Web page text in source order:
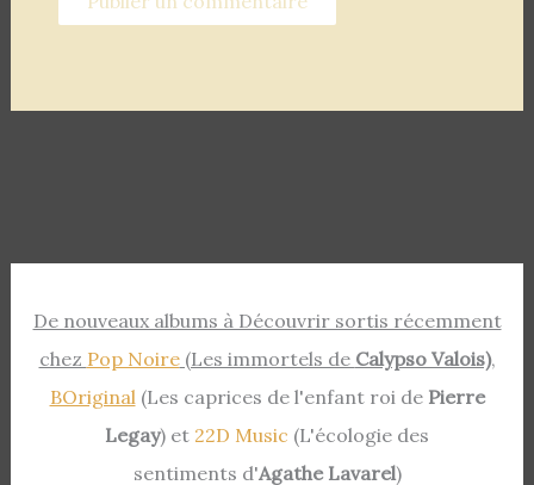
De nouveaux albums à Découvrir sortis récemment
chez Pop Noire(Les immortels de Calypso Valois),
BOriginal (Les caprices de l'enfant roi de Pierre
Legay) et 22D Music (L'écologie des
sentiments d'Agathe Lavarel)